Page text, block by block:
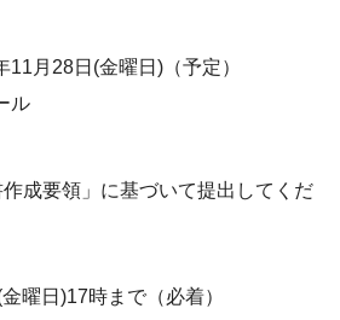
月28日(金曜日)（予定）
ル
成要領」に基づいて提出してくだ
曜日)17時まで（必着）